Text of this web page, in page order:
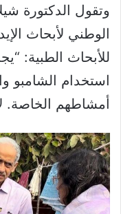
وتقول الدكتورة
الوطني لأبحاث
للأبحاث الطبية:
استخدام الشامبو
أمشاطهم الخاصة.